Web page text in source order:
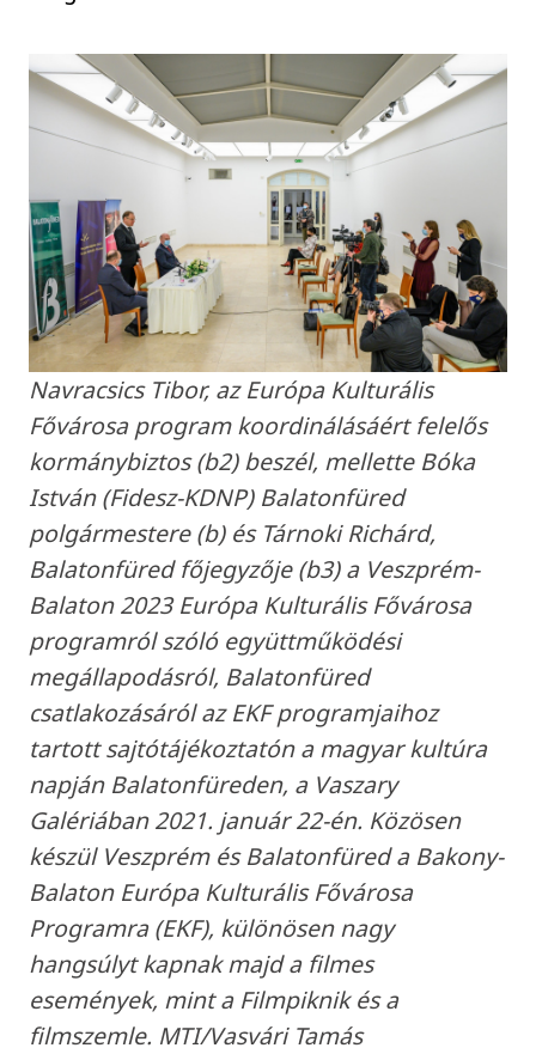
Navracsics Tibor, az Európa Kulturális
Fővárosa program koordinálásáért felelős
kormánybiztos (b2) beszél, mellette Bóka
István (Fidesz-KDNP) Balatonfüred
polgármestere (b) és Tárnoki Richárd,
Balatonfüred főjegyzője (b3) a Veszprém-
Balaton 2023 Európa Kulturális Fővárosa
programról szóló együttműködési
megállapodásról, Balatonfüred
csatlakozásáról az EKF programjaihoz
tartott sajtótájékoztatón a magyar kultúra
napján Balatonfüreden, a Vaszary
Galériában 2021. január 22-én. Közösen
készül Veszprém és Balatonfüred a Bakony-
Balaton Európa Kulturális Fővárosa
Programra (EKF), különösen nagy
hangsúlyt kapnak majd a filmes
események, mint a Filmpiknik és a
filmszemle. MTI/Vasvári Tamás